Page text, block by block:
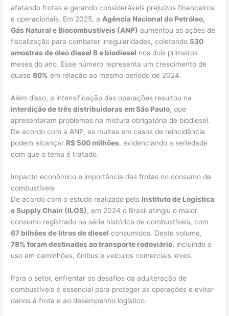
afetando frotas e gerando consideráveis prejuízos financeiros
e operacionais. Em 2025, aAgência Nacional do Petróleo,
Gás Natural e Biocombustíveis (ANP) aumentou as ações de
fiscalização para combater irregularidades, coletando 530
amostras de óleo diesel B e biodiesel nos dois primeiros
meses do ano. Esse número representa um crescimento de
quase80% em relação ao mesmo período de 2024.
Além disso, a intensificação das operações resultou na
interdição de três distribuidoras em São Paulo, que
apresentaram problemas na mistura obrigatória de biodiesel.
De acordo com a ANP, as multas em casos de reincidência
podem alcançar R$ 500 milhões, evidenciando a seriedade
com que o tema é tratado.
Impacto econômico e importância das frotas no consumo de
combustíveis
De acordo com o estudo realizado pelo Instituto de Logística
e Supply Chain (ILOS), em 2024 o Brasil atingiu o maior
consumo registrado na série histórica de combustíveis, com
67 bilhões de litros de diesel consumidos. Deste volume,
78% foram destinados ao transporte rodoviário, incluindo o
uso em caminhões, ônibus e veículos comerciais leves.
Para o setor, enfrentar os desafios da adulteração de
combustíveis é essencial para proteger as operações e evitar
danos à frota e ao desempenho logístico.